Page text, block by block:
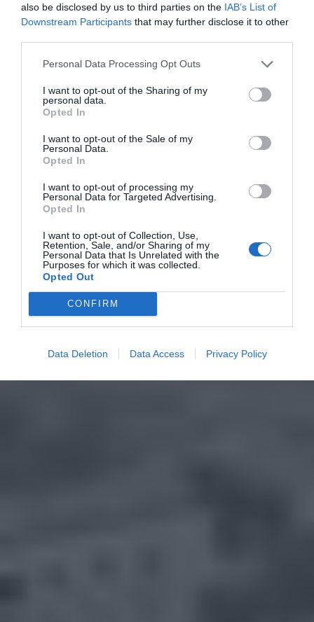
also be disclosed by us to third parties on the IAB’s List of
Downstream Participants that may further disclose it to other
Personal Data Processing Opt Outs
I want to opt-out of the Sharing of my
personal data.
Opted In
I want to opt-out of the Sale of my
Personal Data.
Opted In
I want to opt-out of processing my
Personal Data for Targeted Advertising.
Opted In
I want to opt-out of Collection, Use,
Retention, Sale, and/or Sharing of my
Personal Data that Is Unrelated with the
Purposes for which it was collected.
Opted Out
CONFIRM
Data Deletion Data Access Privacy Policy